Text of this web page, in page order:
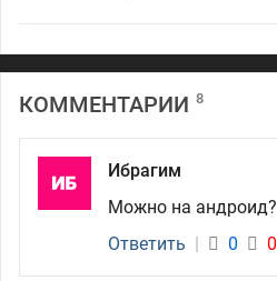
КОММЕНТАРИИ 8
Ибрагим
Можно на андроид?
Ответить | 0 0